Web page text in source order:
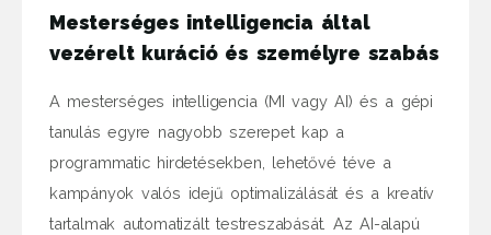
Mesterséges intelligencia által
vezérelt kuráció és személyre szabás
A mesterséges intelligencia (MI vagy AI) és a gépi
tanulás egyre nagyobb szerepet kap a
programmatic hirdetésekben, lehetővé téve a
kampányok valós idejű optimalizálását és a kreatív
tartalmak automatizált testreszabását. Az AI-alapú